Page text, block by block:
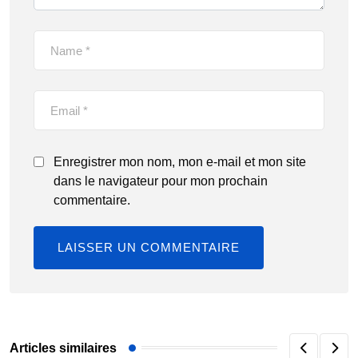
Enregistrer mon nom, mon e-mail et mon site
dans le navigateur pour mon prochain
commentaire.
Articles similaires